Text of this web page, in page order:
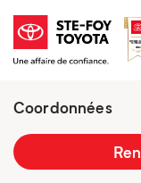
Coordonnées
Présentement